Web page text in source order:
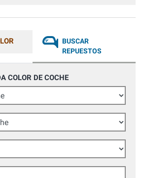
BUSCAR
REPUESTOS
COLOR DE COCHE